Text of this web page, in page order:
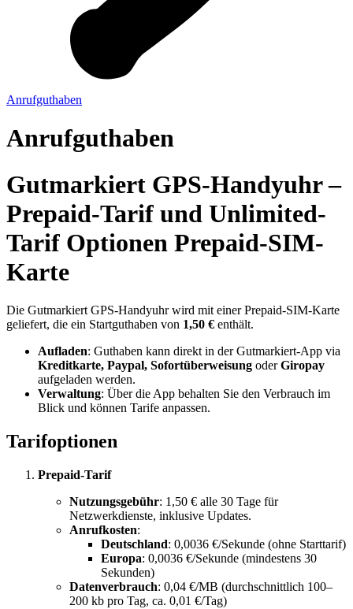
Anrufguthaben
Anrufguthaben
Gutmarkiert GPS-Handyuhr –
Prepaid-Tarif und Unlimited-
Tarif Optionen Prepaid-SIM-
Karte
Die Gutmarkiert GPS-Handyuhr wird mit einer Prepaid-SIM-Karte
geliefert, die ein Startguthaben von 1,50 € enthält.
Aufladen: Guthaben kann direkt in der Gutmarkiert-App via
Kreditkarte, Paypal, Sofortüberweisung oderGiropay
aufgeladen werden.
Verwaltung: Über die App behalten Sie den Verbrauch im
Blick und können Tarife anpassen.
Tarifoptionen
Prepaid-Tarif
Nutzungsgebühr: 1,50 € alle 30 Tage für
Netzwerkdienste, inklusive Updates.
Anrufkosten:
Deutschland: 0,0036 €/Sekunde (ohne Starttarif)
Europa: 0,0036 €/Sekunde (mindestens 30
Sekunden)
Datenverbrauch: 0,04 €/MB (durchschnittlich 100–
200 kb pro Tag, ca. 0,01 €/Tag)